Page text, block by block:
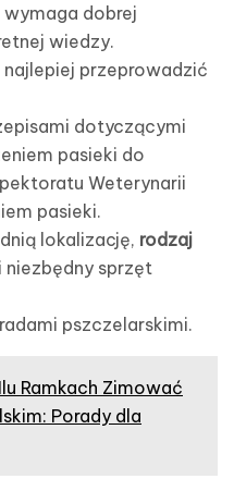
wymaga dobrej
wiedzy.
najlepiej przeprowadzić
dotyczącymi
pasieki do
Weterynarii
pasieki.
lokalizację, rodzaj
niezbędny sprzęt
pszczelarskimi.
Ramkach Zimować
Porady dla